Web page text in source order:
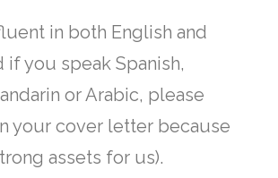
in both English and
if you speak Spanish,
or Arabic, please
your cover letter because
assets for us).